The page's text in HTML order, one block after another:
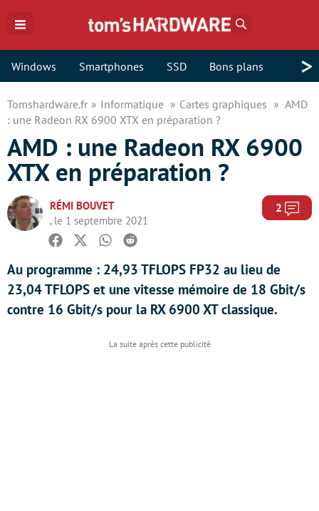
Windows Smartphones SSD Bons plans >
Tomshardware.fr Informatique Cartes graphiques
AMD
: une Radeon RX 6900 XTX en préparation ?
AMD : une Radeon RX 6900
XTX en préparation ?
RÉMI BOUVET
, le 1 septembre 2021
2
Facebook
TwitterWhatsapp
Reddit
Au programme : 24,93 TFLOPS FP32 au lieu de
23,04 TFLOPS et une vitesse mémoire de 18 Gbit/s
contre 16 Gbit/s pour la RX 6900 XT classique.